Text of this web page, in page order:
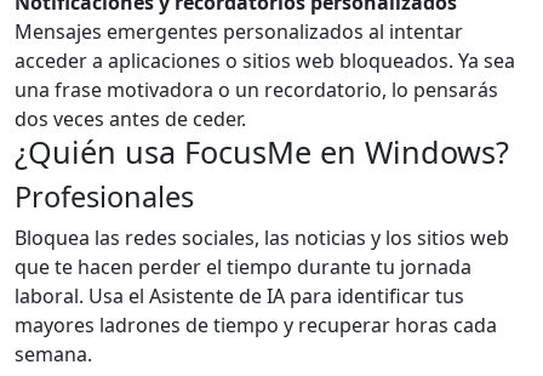
Mensajes emergentes personalizados al intentar
acceder a aplicaciones o sitios web bloqueados. Ya sea
una frase motivadora o un recordatorio, lo pensarás
dos veces antes de ceder.
¿Quién usa FocusMe en Windows?
Profesionales
Bloquea las redes sociales, las noticias y los sitios web
que te hacen perder el tiempo durante tu jornada
laboral. Usa el Asistente de IA para identificar tus
mayores ladrones de tiempo y recuperar horas cada
semana.